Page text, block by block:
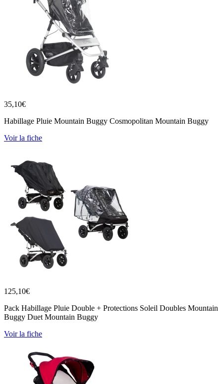
35,10€
Habillage Pluie Mountain Buggy Cosmopolitan Mountain Buggy
Voir la fiche
125,10€
Pack Habillage Pluie Double + Protections Soleil Doubles Mountain
Buggy Duet Mountain Buggy
Voir la fiche